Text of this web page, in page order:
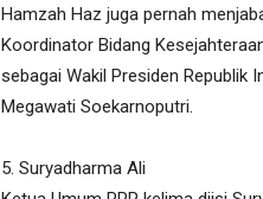
Hamzah Haz juga pernah
Koordinator Bidang
sebagai Wakil Presiden Republik
Megawati Soekarnoputri.
5. Suryadharma Ali